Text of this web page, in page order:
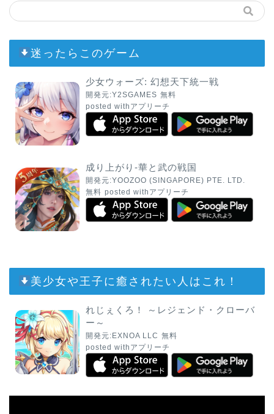
迷ったらこのゲーム
少女ウォーズ: 幻想天下統一戦
開発元:Y2SGAMES 無料
posted with アプリーチ
成り上がり-華と武の戦国
開発元:YOOZOO (SINGAPORE) PTE. LTD.
無料 posted with アプリーチ
美少女や王子に癒されたい人はこれ！
れじぇくろ！ ～レジェンド・クローバ
ー～
開発元: EXNOA LLC 無料
posted with アプリーチ